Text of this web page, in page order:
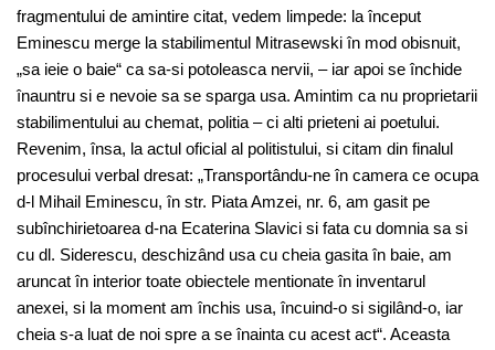
fragmentului de amintire citat, vedem limpede: la început
Eminescu merge la stabilimentul Mitrasewski în mod obisnuit,
„sa ieie o baie“ ca sa-si potoleasca nervii, – iar apoi se închide
înauntru si e nevoie sa se sparga usa. Amintim ca nu proprietarii
stabilimentului au chemat, politia – ci alti prieteni ai poetului.
Revenim, însa, la actul oficial al politistului, si citam din finalul
procesului verbal dresat: „Transportându-ne în camera ce ocupa
d-l Mihail Eminescu, în str. Piata Amzei, nr. 6, am gasit pe
subînchirietoarea d-na Ecaterina Slavici si fata cu domnia sa si
cu dl. Siderescu, deschizând usa cu cheia gasita în baie, am
aruncat în interior toate obiectele mentionate în inventarul
anexei, si la moment am închis usa, încuind-o si sigilând-o, iar
cheia s-a luat de noi spre a se înainta cu acest act“. Aceasta